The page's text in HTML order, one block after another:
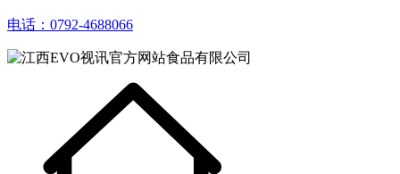
电话：0792-4688066